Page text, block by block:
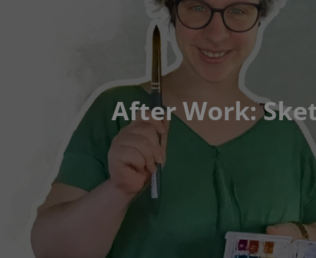
After Work: